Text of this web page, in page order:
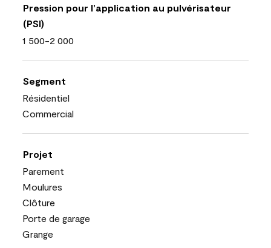
Pression pour l’application au pulvérisateur
(PSI)
1 500-2 000
Segment
Résidentiel
Commercial
Projet
Parement
Moulures
Clôture
Porte de garage
Grange